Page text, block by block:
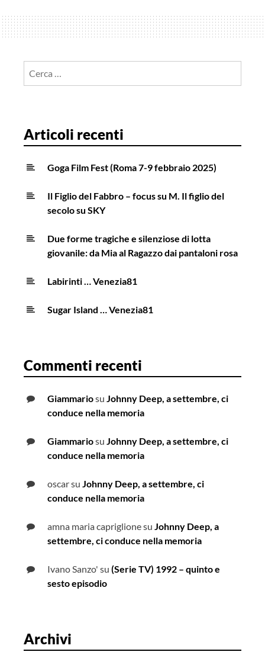
nella
Roma
si
sala
cinematografica!?!
Articoli recenti
Goga Film Fest (Roma 7-9 febbraio 2025)
Il Figlio del Fabbro – focus su M. Il figlio del
secolo su SKY
Due forme tragiche e silenziose di lotta
giovanile: da Mia al Ragazzo dai pantaloni rosa
Labirinti … Venezia81
Sugar Island … Venezia81
Commenti recenti
Giammariosu Johnny Deep, a settembre, ci
conduce nella memoria
Giammariosu Johnny Deep, a settembre, ci
conduce nella memoria
oscarsu Johnny Deep, a settembre, ci
conduce nella memoria
amna maria capriglionesu Johnny Deep, a
settembre, ci conduce nella memoria
Ivano Sanzo' su (Serie TV) 1992 – quinto e
sesto episodio
Archivi